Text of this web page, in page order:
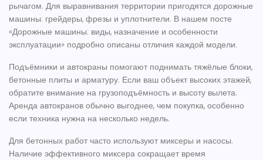
рычагом. Для выравнивания территории пригодятся дорожные
машины: грейдеры, фрезы и уплотнители. В нашем посте
«Дорожные машины: виды, назначение и особенности
эксплуатации» подробно описаны отличия каждой модели.
Подъёмники и автокраны помогают поднимать тяжёлые блоки,
бетонные плиты и арматуру. Если ваш объект высоких этажей,
обратите внимание на грузоподъёмность и высоту вылета.
Аренда автокранов обычно выгоднее, чем покупка, особенно
если техника нужна на несколько недель.
Для бетонных работ часто используют миксеры и насосы.
Наличие эффективного миксера сокращает время